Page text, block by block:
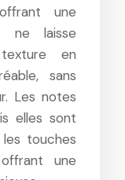
une
ne laisse
en
sans
Les notes
elles sont
touches
une